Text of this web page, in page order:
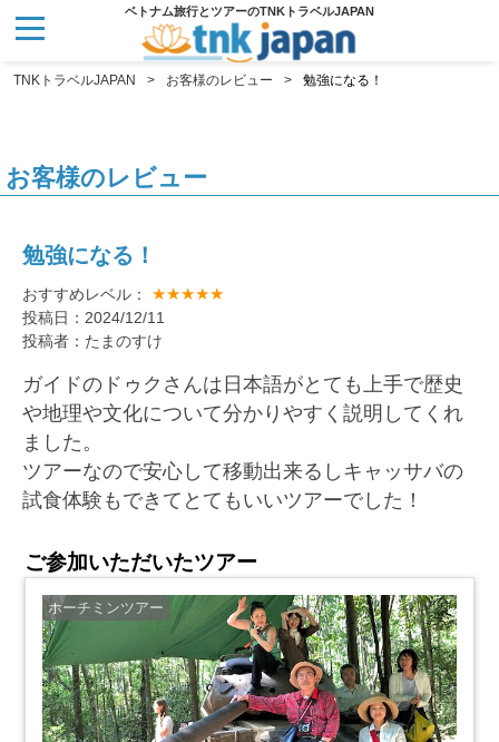
ベトナム旅行とツアーのTNKトラベルJAPAN
TNKトラベルJAPAN お客様のレビュー 勉強になる！
お客様のレビュー
勉強になる！
おすすめレベル： ★★★★★
投稿日：2024/12/11
投稿者：たまのすけ
ガイドのドゥクさんは日本語がとても上手で歴史
や地理や文化について分かりやすく説明してくれ
ました。
ツアーなので安心して移動出来るしキャッサバの
試食体験もできてとてもいいツアーでした！
ご参加いただいたツアー
ホーチミンツアー